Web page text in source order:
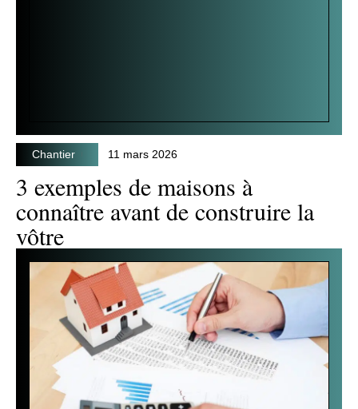
Chantier 11 mars 2026
3 exemples de maisons à
connaître avant de construire la
vôtre